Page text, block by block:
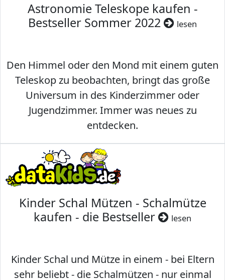
Astronomie Teleskope kaufen -
Bestseller Sommer 2022
lesen
Den Himmel oder den Mond mit einem guten
Teleskop zu beobachten, bringt das große
Universum in des Kinderzimmer oder
Jugendzimmer. Immer was neues zu
entdecken.
Kinder Schal Mützen - Schalmütze
kaufen - die Bestseller
lesen
Kinder Schal und Mütze in einem - bei Eltern
sehr beliebt - die Schalmützen - nur einmal